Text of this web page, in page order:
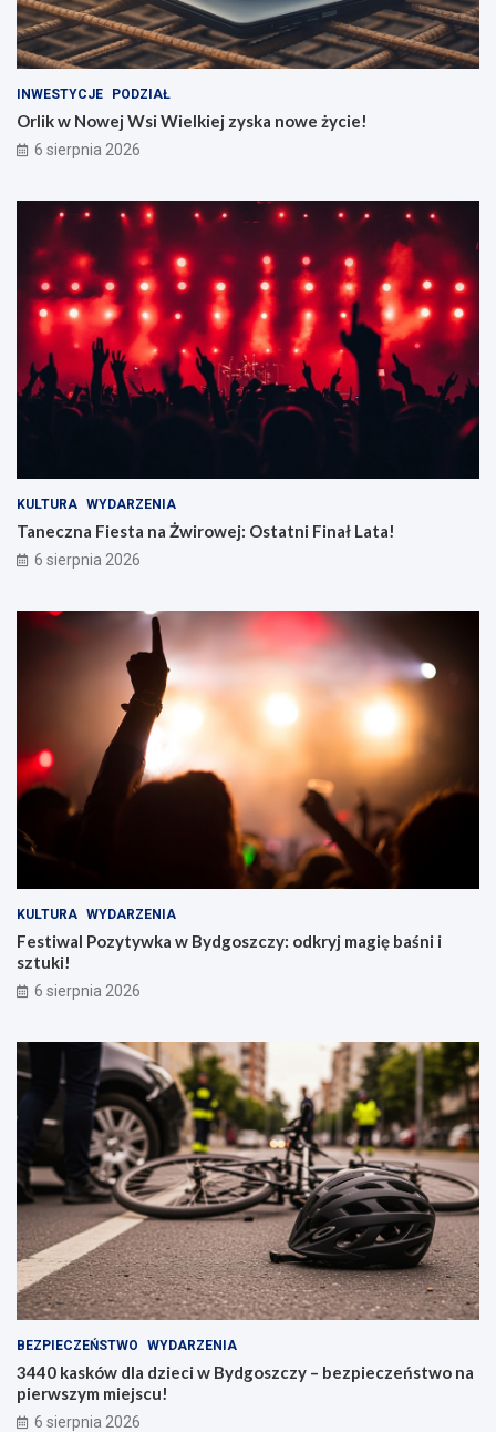
INWESTYCJE PODZIAŁ
Orlik w Nowej Wsi Wielkiej zyska nowe życie!
6 sierpnia 2026
KULTURA WYDARZENIA
Taneczna Fiesta na Żwirowej: Ostatni Finał Lata!
6 sierpnia 2026
KULTURA WYDARZENIA
Festiwal Pozytywka w Bydgoszczy: odkryj magię baśni i
sztuki!
6 sierpnia 2026
BEZPIECZEŃSTWO WYDARZENIA
3440 kasków dla dzieci w Bydgoszczy – bezpieczeństwo na
pierwszym miejscu!
6 sierpnia 2026